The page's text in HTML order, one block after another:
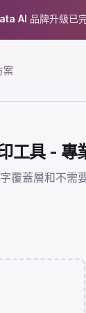
AI 品牌升級已
案
工具 - 專
蓋層和不需